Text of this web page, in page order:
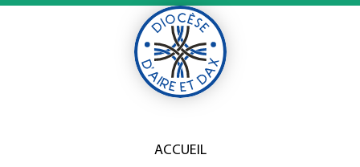
ACCUEIL